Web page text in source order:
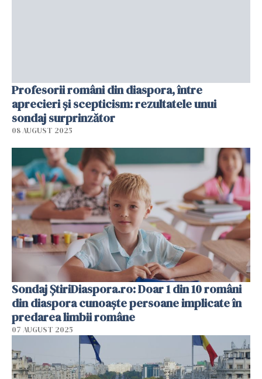
Profesorii români din diaspora, între
aprecieri și scepticism: rezultatele unui
sondaj surprinzător
08 AUGUST 2025
Sondaj ȘtiriDiaspora.ro: Doar 1 din 10 români
din diaspora cunoaște persoane implicate în
predarea limbii române
07 AUGUST 2025